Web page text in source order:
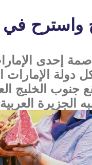
واسترح
إحدى
دولة الإمارات
جنوب الخليج